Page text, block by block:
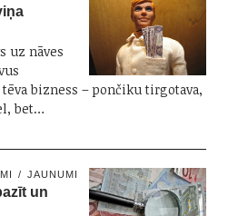
uz nāves
bizness – pončiku tirgotava,
bet…
JAUNUMI
un